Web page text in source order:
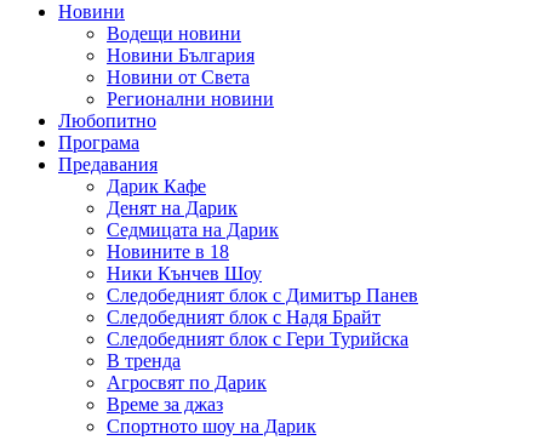
Новини
Водещи новини
Новини България
Новини от Света
Регионални новини
Любопитно
Програма
Предавания
Дарик Кафе
Денят на Дарик
Седмицата на Дарик
Новините в 18
Ники Кънчев Шоу
Следобедният блок с Димитър Панев
Следобедният блок с Надя Брайт
Следобедният блок с Гери Турийска
В тренда
Агросвят по Дарик
Време за джаз
Спортното шоу на Дарик